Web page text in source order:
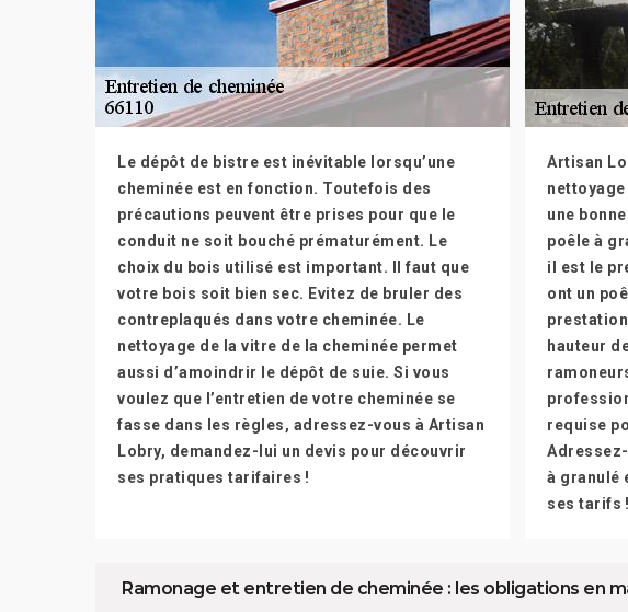
Le dépôt de bistre est inévitable lorsqu’une
cheminée est en fonction. Toutefois des
précautions peuvent être prises pour que le
conduit ne soit bouché prématurément. Le
choix du bois utilisé est important. Il faut que
votre bois soit bien sec. Evitez de bruler des
contreplaqués dans votre cheminée. Le
nettoyage de la vitre de la cheminée permet
aussi d’amoindrir le dépôt de suie. Si vous
voulez que l’entretien de votre cheminée se
fasse dans les règles, adressez-vous à Artisan
Lobry, demandez-lui un devis pour découvrir
ses pratiques tarifaires !
Artisan
une
poêle à
il est le
ont un
hauteur
requise
à granulé
ses tarifs !
Ramonage et entretien de cheminée : les obligations en